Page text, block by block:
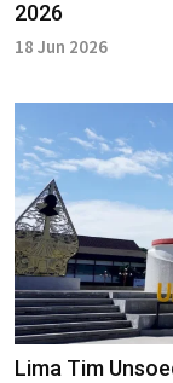
2026
18 Jun 2026
Lima Tim